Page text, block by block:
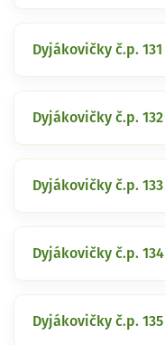
Dyjákovičky č.p. 131
Dyjákovičky č.p. 132
Dyjákovičky č.p. 133
Dyjákovičky č.p. 134
Dyjákovičky č.p. 135